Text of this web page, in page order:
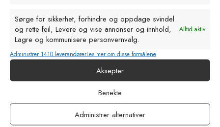
Sørge for sikkerhet, forhindre og oppdage svindel
og rette feil, Levere og vise annonser og innhold,
Lagre og kommunisere personvernvalg.
Alltid aktiv
Administrer 1410 leverandørerLes mer om disse formålene
Aksepter
Benekte
Administrer alternativer
Fødselslynge sau. Plast
Legg i handlekurv